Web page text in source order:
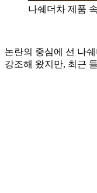
나쉐더차 제품
논란의 중심에 선 나
강조해 왔지만, 최근